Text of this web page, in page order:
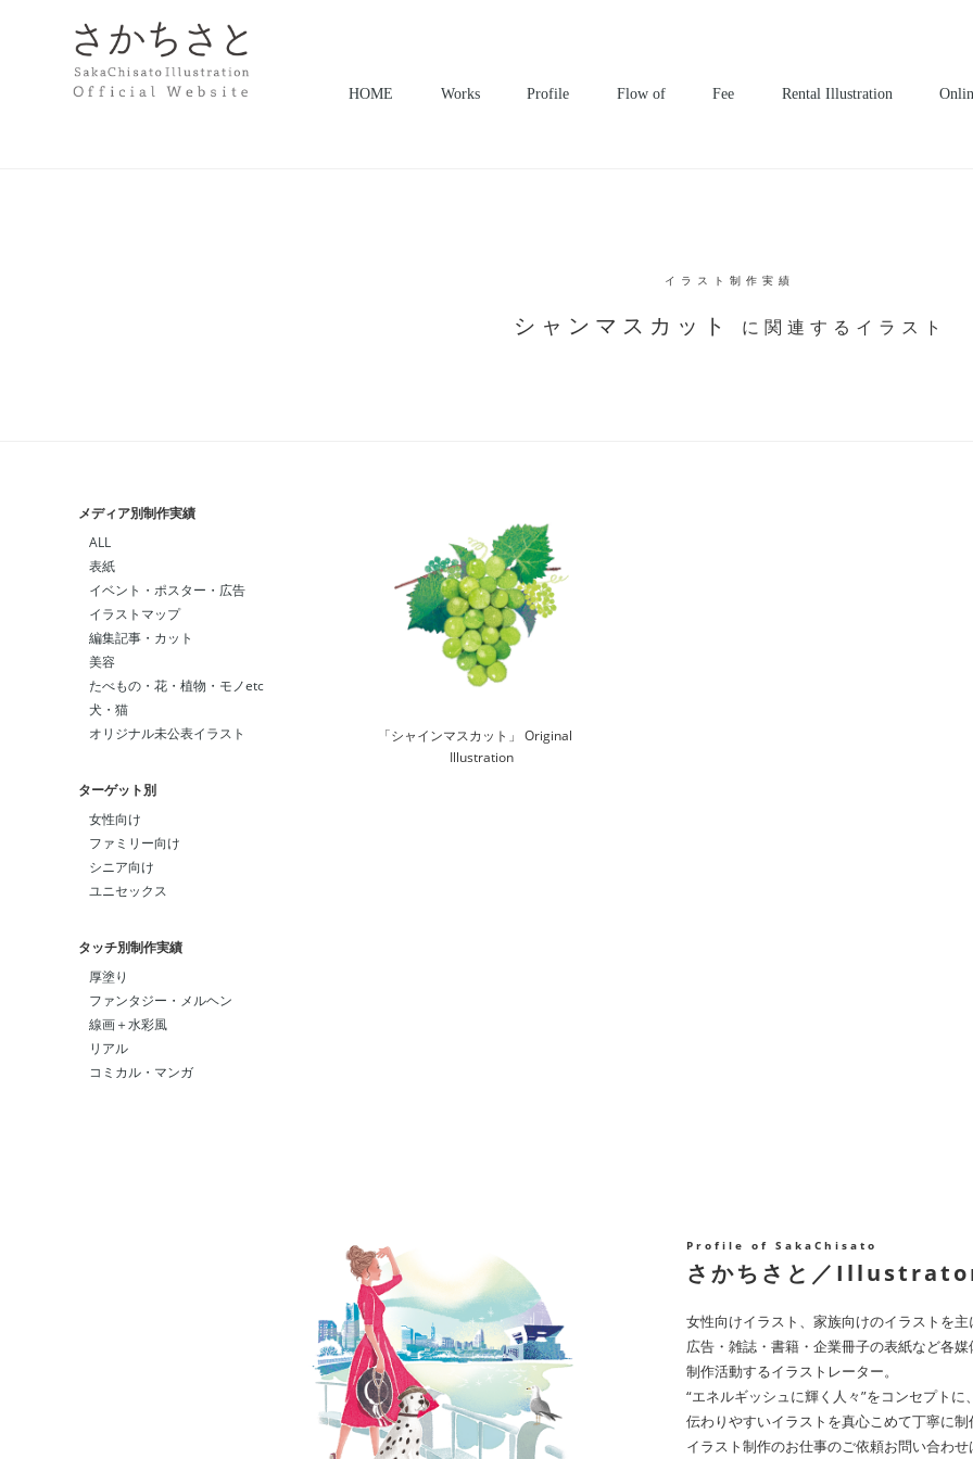
HOME Works Profile Flow of Fee Rental Illustration
イラスト制作実績
シャンマスカット に関連するイラスト
メディア別制作実績
ALL
表紙
イベント・ポスター・広告
イラストマップ
編集記事・カット
美容
たべもの・花・植物・モノetc
犬・猫
オリジナル未公表イラスト
ターゲット別
女性向け
ファミリー向け
シニア向け
ユニセックス
タッチ別制作実績
厚塗り
ファンタジー・メルヘン
線画＋水彩風
リアル
コミカル・マンガ
「シャインマスカット」 Original
Illustration
Profile of SakaChisato
さかちさと／
女性向けイラスト、家族向けのイラストを主
広告・雑誌・書籍・企業冊子の表紙など各媒
制作活動するイラストレーター。
“エネルギッシュに輝く人々”をコンセプトに、
伝わりやすいイラストを真心こめて丁寧に制
イラスト制作のお仕事のご依頼お問い合わせ